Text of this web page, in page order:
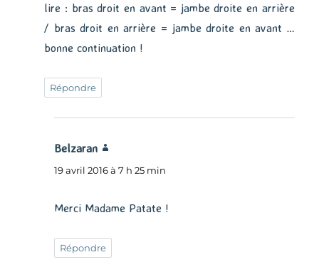
lire : bras droit en avant = jambe droite en arrière
/ bras droit en arrière = jambe droite en avant …
bonne continuation !
Répondre
Belzaran
19 avril 2016 à 7 h 25 min
Merci Madame Patate !
Répondre